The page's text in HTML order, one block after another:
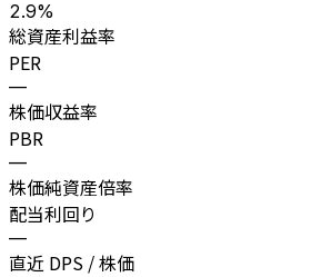
2.9%
総資産利益率
PER
—
株価収益率
PBR
—
株価純資産倍率
配当利回り
—
直近 DPS / 株価